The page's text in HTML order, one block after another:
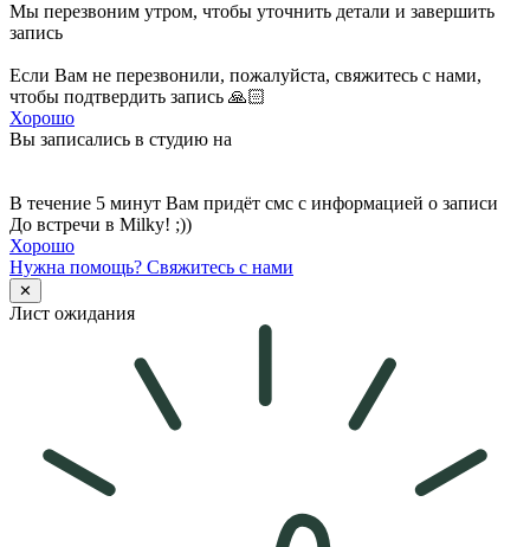
Мы перезвоним утром, чтобы уточнить детали и завершить
запись
Если Вам не перезвонили, пожалуйста, свяжитесь с нами,
чтобы подтвердить запись 🙏🏻
Хорошо
Вы записались в студию на
В течение 5 минут Вам придёт смс с информацией о записи
До встречи в Milky! ;))
Хорошо
Нужна помощь? Свяжитесь с нами
✕
Лист ожидания